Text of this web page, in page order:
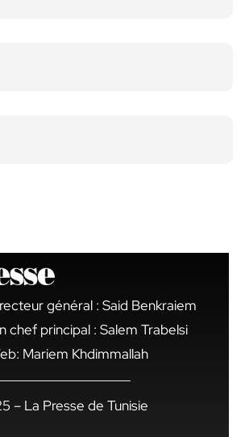
général : Said Benkraiem
chef principal : Salem Trabelsi
Mariem Khdimmallah
– La Presse de Tunisie